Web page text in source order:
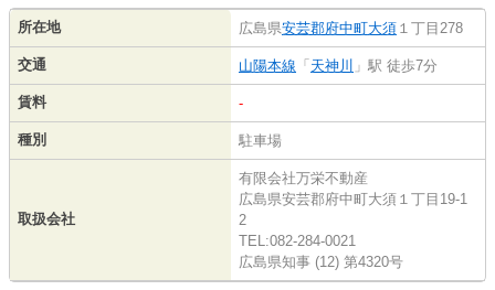
所在地 広島県安芸郡府中町大須 １丁目278
交通 山陽本線 「天神川 」駅 徒歩7分
賃料 -
種別 駐車場
取扱会社
有限会社万栄不動産
広島県安芸郡府中町大須１丁目19-1
2
TEL:082-284-0021
広島県知事 (12) 第4320号